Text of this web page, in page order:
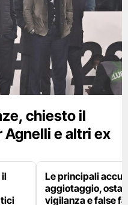
chiesto il
Agnelli e altri ex
il
Le principali
aggiotaggio,
vigilanza e false